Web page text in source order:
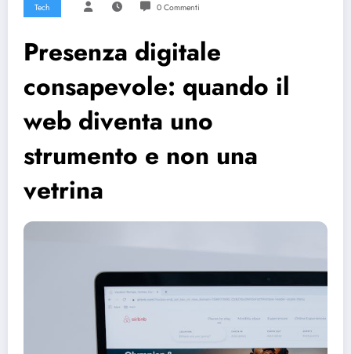
Tech 0 Commenti
Presenza digitale
consapevole: quando il
web diventa uno
strumento e non una
vetrina